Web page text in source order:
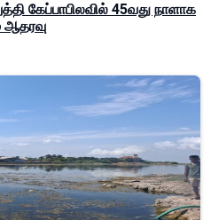
கேப்பாபிலவில் 45வது நாளாக
ஆதரவு